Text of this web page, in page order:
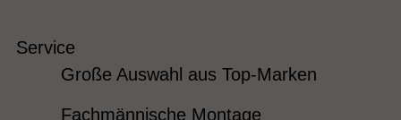
Service
Große Auswahl aus Top-Marken
Fachmännische Montage